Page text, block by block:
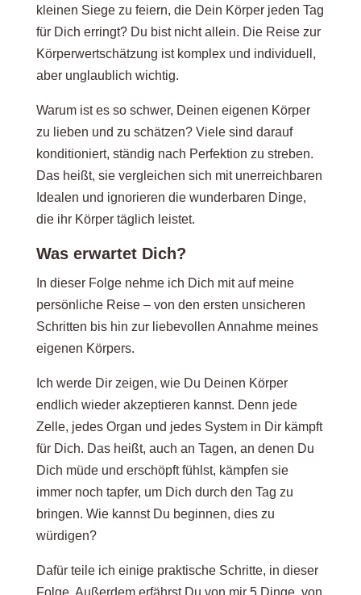
kleinen Siege zu feiern, die Dein Körper jeden Tag
für Dich erringt? Du bist nicht allein. Die Reise zur
Körperwertschätzung ist komplex und individuell,
aber unglaublich wichtig.
Warum ist es so schwer, Deinen eigenen Körper
zu lieben und zu schätzen? Viele sind darauf
konditioniert, ständig nach Perfektion zu streben.
Das heißt, sie vergleichen sich mit unerreichbaren
Idealen und ignorieren die wunderbaren Dinge,
die ihr Körper täglich leistet.
Was erwartet Dich?
In dieser Folge nehme ich Dich mit auf meine
persönliche Reise – von den ersten unsicheren
Schritten bis hin zur liebevollen Annahme meines
eigenen Körpers.
Ich werde Dir zeigen, wie Du Deinen Körper
endlich wieder akzeptieren kannst. Denn jede
Zelle, jedes Organ und jedes System in Dir kämpft
für Dich. Das heißt, auch an Tagen, an denen Du
Dich müde und erschöpft fühlst, kämpfen sie
immer noch tapfer, um Dich durch den Tag zu
bringen. Wie kannst Du beginnen, dies zu
würdigen?
Dafür teile ich einige praktische Schritte, in dieser
Folge. Außerdem erfährst Du von mir 5 Dinge, von